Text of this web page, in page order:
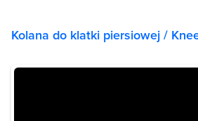
Kolana do klatki piersiowej /